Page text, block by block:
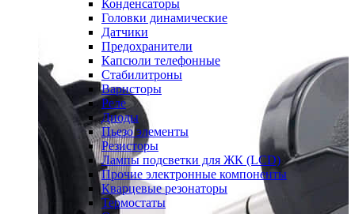
Конденсаторы
Головки динамические
Датчики
Предохранители
Капсюли телефонные
Стабилитроны
Варисторы
Реле
Диоды
Пьезо элементы
Резисторы
Лампы подсветки для ЖК (LCD)
Прочие электронные компоненты
Кварцевые резонаторы
Термостаты